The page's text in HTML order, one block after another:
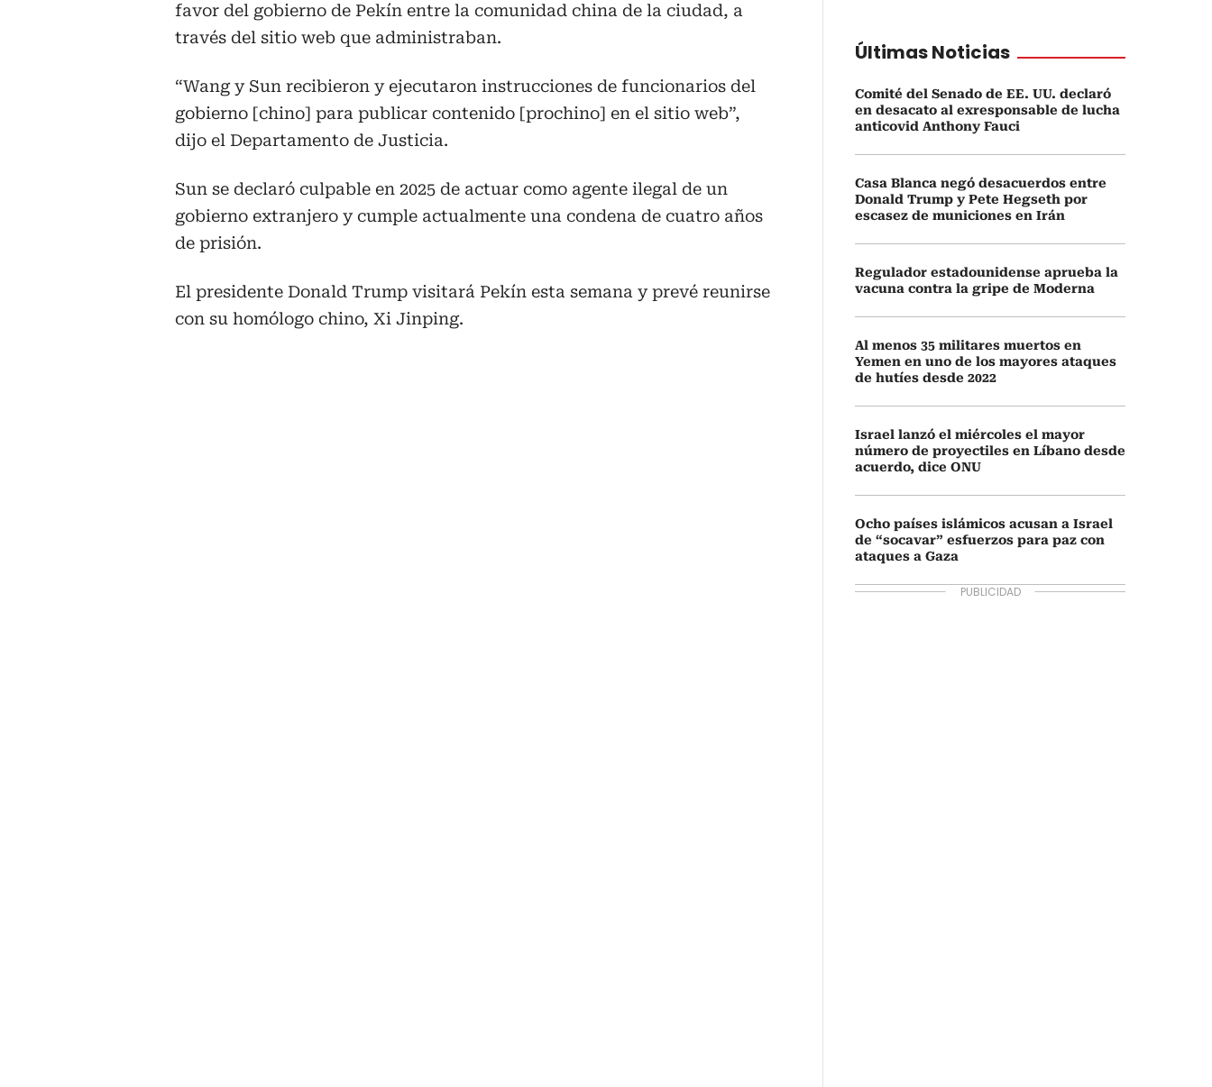
favor del gobierno de Pekín entre la comunidad china de la ciudad, a
través del sitio web que administraban.
“Wang y Sun recibieron y ejecutaron instrucciones de funcionarios del
gobierno [chino] para publicar contenido [prochino] en el sitio web”,
dijo el Departamento de Justicia.
Sun se declaró culpable en 2025 de actuar como agente ilegal de un
gobierno extranjero y cumple actualmente una condena de cuatro años
de prisión.
El presidente Donald Trump visitará Pekín esta semana y prevé reunirse
con su homólogo chino, Xi Jinping.
Últimas Noticias
Comité del Senado de EE. UU. declaró
en desacato al exresponsable de lucha
anticovid Anthony Fauci
Casa Blanca negó desacuerdos entre
Donald Trump y Pete Hegseth por
escasez de municiones en Irán
Regulador estadounidense aprueba la
vacuna contra la gripe de Moderna
Al menos 35 militares muertos en
Yemen en uno de los mayores ataques
de hutíes desde 2022
Israel lanzó el miércoles el mayor
número de proyectiles en Líbano desde
acuerdo, dice ONU
Ocho países islámicos acusan a Israel
de “socavar” esfuerzos para paz con
ataques a Gaza